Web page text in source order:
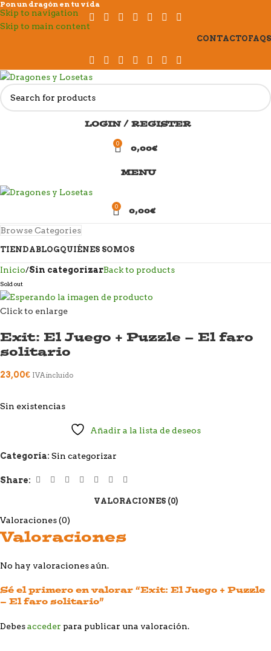
Skip to navigation
Skip to main content
Pon un dragón en tu vida
CONTACTOFAQS
LOGIN / REGISTER
0 0,00€
MENU
0 0,00€
Browse Categories
TIENDABLOGQUIÉNES SOMOS
Inicio Sin categorizarBack to products
Sold out
Click to enlarge
Exit: El Juego + Puzzle – El faro
solitario
23,00€ IVA incluido
Sin existencias
Añadir a la lista de deseos
Categoría: Sin categorizar
Share:
VALORACIONES (0)
Valoraciones (0)
Valoraciones
No hay valoraciones aún.
Sé el primero en valorar “Exit: El Juego + Puzzle
– El faro solitario”
Debesacceder para publicar una valoración.